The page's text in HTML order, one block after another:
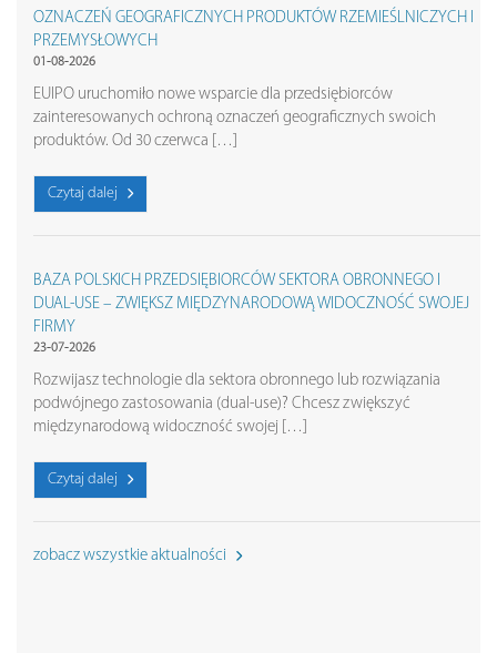
OZNACZEŃ GEOGRAFICZNYCH PRODUKTÓW RZEMIEŚLNICZYCH I
PRZEMYSŁOWYCH
01-08-2026
EUIPO uruchomiło nowe wsparcie dla przedsiębiorców
zainteresowanych ochroną oznaczeń geograficznych swoich
produktów. Od 30 czerwca […]
Czytaj dalej
BAZA POLSKICH PRZEDSIĘBIORCÓW SEKTORA OBRONNEGO I
DUAL-USE – ZWIĘKSZ MIĘDZYNARODOWĄ WIDOCZNOŚĆ SWOJEJ
FIRMY
23-07-2026
Rozwijasz technologie dla sektora obronnego lub rozwiązania
podwójnego zastosowania (dual-use)? Chcesz zwiększyć
międzynarodową widoczność swojej […]
Czytaj dalej
zobacz wszystkie aktualności